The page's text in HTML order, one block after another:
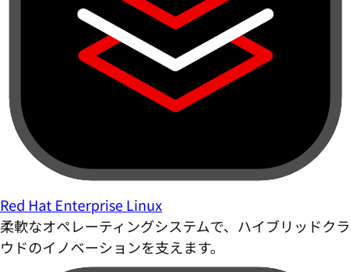
Red Hat Enterprise Linux
柔軟なオペレーティングシステムで、ハイブリッドクラ
ウドのイノベーションを支えます。